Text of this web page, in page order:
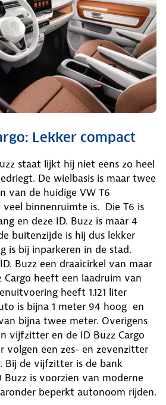
Lekker compact
staat lijkt hij niet eens zo heel
De wielbasis is maar twee
van de huidige VW T6
binnenruimte is. Die T6 is
en deze ID. Buzz is maar 4
buitenzijde is hij dus lekker
is bij inparkeren in de stad.
Buzz een draaicirkel van maar
Cargo heeft een laadruim van
heeft 1.121 liter
is bijna 1 meter 94 hoog en
bijna twee meter. Overigens
vijfzitter en de ID Buzz Cargo
volgen een zes- en zevenzitter
Bij de vijfzitter is de bank
Buzz is voorzien van moderne
beperkt autonoom rijden.